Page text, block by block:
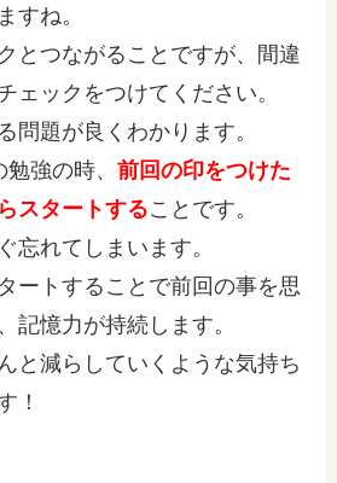
すね。
とつながることですが、間違
ェックをつけてください。
問題が良くわかります。
勉強の時、前回の印をつけた
スタートすることです。
忘れてしまいます。
ートすることで前回の事を思
記憶力が持続します。
と減らしていくような気持ち
！